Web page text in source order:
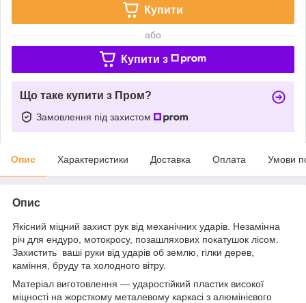
Купити
або
Купити з
Що таке купити з Пром?
Замовлення під захистом
Опис Характеристики Доставка Оплата Умови
Опис
Якісний міцний захист рук від механічних ударів. Незамінна
річ для ендуро, мотокросу, позашляхових покатушок лісом.
Захистить ваші руки від ударів об землю, гілки дерев,
каміння, бруду та холодного вітру.
Матеріал виготовлення — ударостійкий пластик високої
міцності на жорсткому металевому каркасі з алюмінієвого